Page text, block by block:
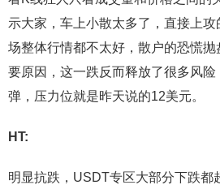
示大家，车上小散太多了，直接上
场整体行情都不太好，散户的恐慌
要原因，这一跌反而释放了很多风险
弹，压力位就是昨天说的12美元。
HT:
明显抗跌，USDT专区大部分下跌都